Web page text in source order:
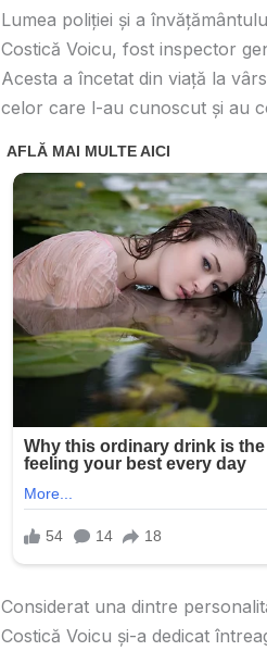
Lumea poliției și a
Costică Voicu, fost inspector
Acesta a încetat din viață la
celor care l-au cunoscut și au
Considerat una dintre
Costică Voicu și-a dedicat